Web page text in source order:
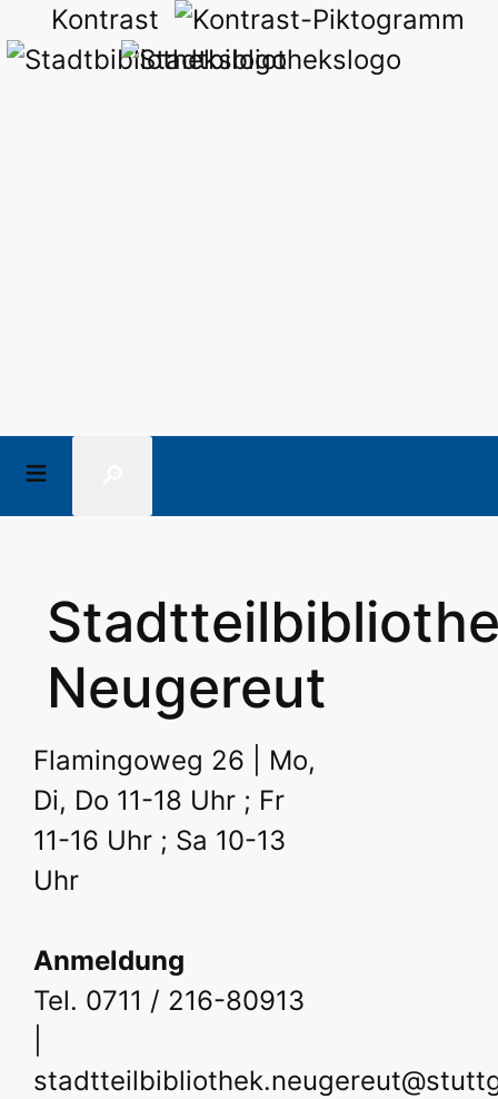
Kontrast
Neugereut
Flamingoweg 26 | Mo,
Di, Do 11-18 Uhr ; Fr
11-16 Uhr ; Sa 10-13
Uhr
Anmeldung
Tel. 0711 / 216-80913